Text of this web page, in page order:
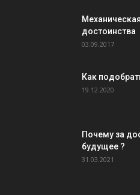
достоинства
03.09.2017
Как
19.12.2020
Почему за
будущее ?
31.03.2021